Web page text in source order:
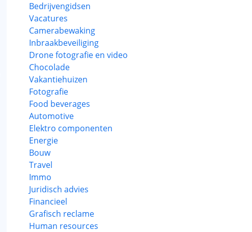
Bedrijvengidsen
Vacatures
Camerabewaking
Inbraakbeveiliging
Drone fotografie en video
Chocolade
Vakantiehuizen
Fotografie
Food beverages
Automotive
Elektro componenten
Energie
Bouw
Travel
Immo
Juridisch advies
Financieel
Grafisch reclame
Human resources